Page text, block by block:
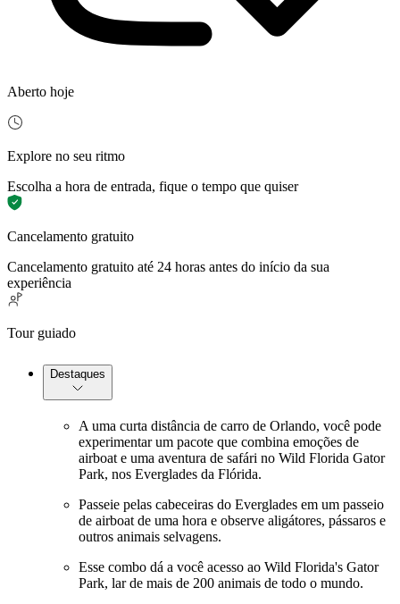
Aberto hoje
Explore no seu ritmo
Escolha a hora de entrada, fique o tempo que quiser
Cancelamento gratuito
Cancelamento gratuito até 24 horas antes do início da sua
experiência
Tour guiado
Destaques
A uma curta distância de carro de Orlando, você pode
experimentar um pacote que combina emoções de
airboat e uma aventura de safári no Wild Florida Gator
Park, nos Everglades da Flórida.
Passeie pelas cabeceiras do Everglades em um passeio
de airboat de uma hora e observe aligátores, pássaros e
outros animais selvagens.
Esse combo dá a você acesso ao Wild Florida's Gator
Park, lar de mais de 200 animais de todo o mundo.